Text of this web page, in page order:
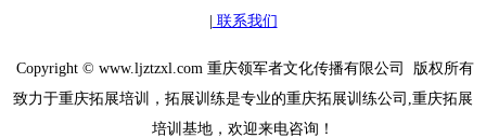
联系我们
Copyright © www.ljztzxl.com 重庆领军者文化传播有限公司 版权所有
致力于重庆拓展培训，拓展训练是专业的重庆拓展训练公司,重庆拓展
培训基地，欢迎来电咨询！